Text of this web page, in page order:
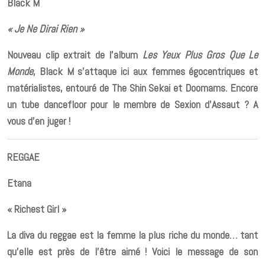
« Je Ne Dirai Rien »
Nouveau clip extrait de l’album Les Yeux Plus Gros Que Le
Monde, Black M s’attaque ici aux femmes égocentriques et
matérialistes, entouré de The Shin Sekai et Doomams. Encore
un tube dancefloor pour le membre de Sexion d’Assaut ? A
vous d’en juger !
REGGAE
Etana
« Richest Girl »
La diva du reggae est la femme la plus riche du monde… tant
qu’elle est près de l’être aimé ! Voici le message de son